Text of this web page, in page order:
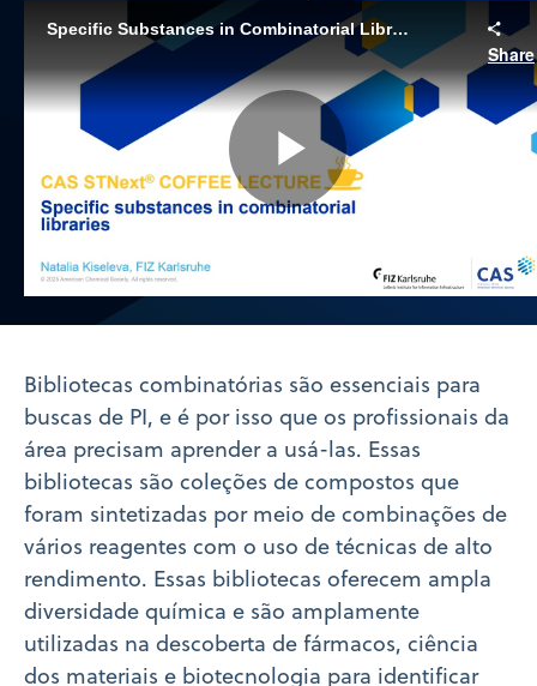
Specific Substances in Combinatorial Libraries
Share
Play
Video
Bibliotecas combinatórias são essenciais para
buscas de PI, e é por isso que os profissionais da
área precisam aprender a usá-las. Essas
bibliotecas são coleções de compostos que
foram sintetizadas por meio de combinações de
vários reagentes com o uso de técnicas de alto
rendimento. Essas bibliotecas oferecem ampla
diversidade química e são amplamente
utilizadas na descoberta de fármacos, ciência
dos materiais e biotecnologia para identificar